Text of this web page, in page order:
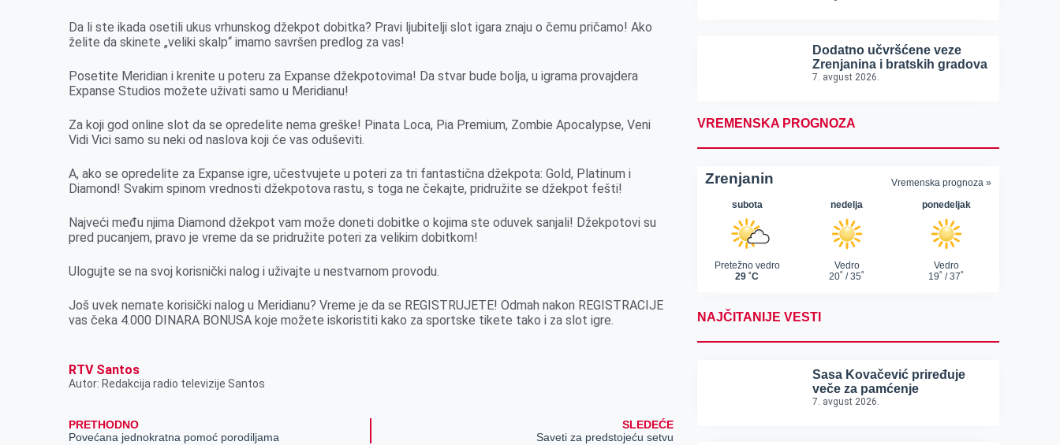
o
k
g
e
I
n
p
p
Da li ste ikada osetili ukus vrhunskog džekpot dobitka? Pravi ljubitelji slot igara znaju o čemu pričamo! Ako
želite da skinete „veliki skalp“ imamo savršen predlog za vas!
Posetite Meridian i krenite u poteru za Expanse džekpotovima! Da stvar bude bolja, u igrama provajdera
Expanse Studios možete uživati samo u Meridianu!
Za koji god online slot da se opredelite nema greške! Pinata Loca, Pia Premium, Zombie Apocalypse, Veni
Vidi Vici samo su neki od naslova koji će vas oduševiti.
A, ako se opredelite za Expanse igre, učestvujete u poteri za tri fantastična džekpota: Gold, Platinum i
Diamond! Svakim spinom vrednosti džekpotova rastu, s toga ne čekajte, pridružite se džekpot fešti!
Najveći među njima Diamond džekpot vam može doneti dobitke o kojima ste oduvek sanjali! Džekpotovi su
pred pucanjem, pravo je vreme da se pridružite poteri za velikim dobitkom!
Ulogujte se na svoj korisnički nalog i uživajte u nestvarnom provodu.
Još uvek nemate korisički nalog u Meridianu? Vreme je da se REGISTRUJETE! Odmah nakon REGISTRACIJE
vas čeka 4.000 DINARA BONUSA koje možete iskoristiti kako za sportske tikete tako i za slot igre.
RTV Santos
Autor: Redakcija radio televizije Santos
PRETHODNO
Povećana jednokratna pomoć porodiljama
SLEDEĆE
Saveti za predstojeću setvu
Dodatno učvršćene veze
Zrenjanina i bratskih gradova
7. avgust 2026.
VREMENSKA PROGNOZA
NAJČITANIJE VESTI
Sasa Kovačević priređuje
veče za pamćenje
7. avgust 2026.